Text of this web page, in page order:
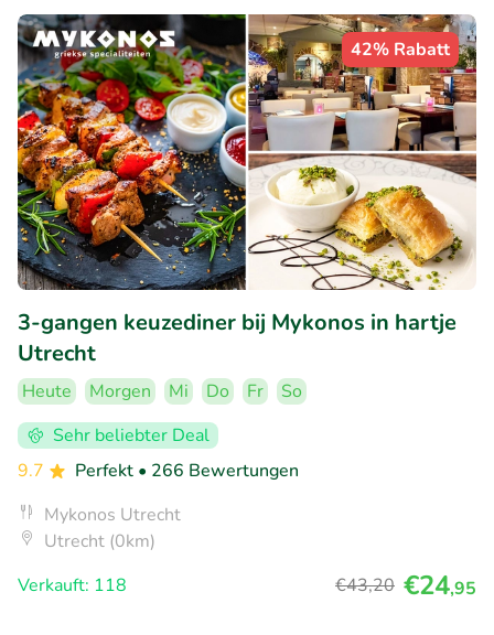
42% Rabatt
3-gangen keuzediner bij Mykonos in hartje
Utrecht
Heute Morgen Mi Do Fr
So
Sehr beliebter Deal
9.7
Perfekt • 266 Bewertungen
Mykonos Utrecht
Utrecht (0km)
Verkauft: 118
€43,20 €24,95